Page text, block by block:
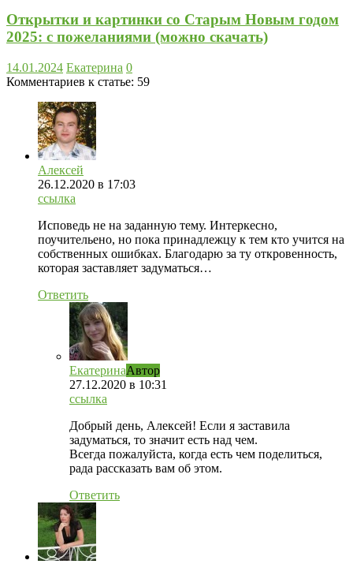
Открытки и картинки со Старым Новым годом
2025: с пожеланиями (можно скачать)
14.01.2024 Екатерина 0
Комментариев к статье: 59
Алексей
26.12.2020 в 17:03
ссылка
Исповедь не на заданную тему. Интеркесно,
поучительено, но пока принадлежцу к тем кто учится на
собственных ошибках. Благодарю за ту откровенность,
которая заставляет задуматься…
Ответить
ЕкатеринаАвтор
27.12.2020 в 10:31
ссылка
Добрый день, Алексей! Если я заставила
задуматься, то значит есть над чем.
Всегда пожалуйста, когда есть чем поделиться,
рада рассказать вам об этом.
Ответить